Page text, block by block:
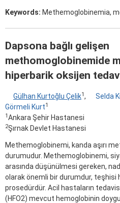
Keywords: Methemoglobinemia,
Dapsona bağlı gelişen
methomoglobinemide
hiperbarik oksijen
Gülhan Kurtoğlu Çelik1, Selda
Görmeli Kurt1
1Ankara Şehir Hastanesi
2Şırnak Devlet Hastanesi
Methemoglobinemi, kanda aşırı
durumudur. Methemoglobinemi,
arasında düşünülmesi gereken,
olarak önemli bir durumdur, teşhisi
prosedürdür. Acil hastaların
(HFO2) mevcut hemoglobinin